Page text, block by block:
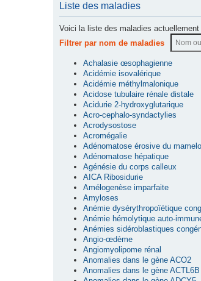
Liste des maladies
Voici la liste des maladies
Filtrer par nom de maladies
Achalasie œsophagienne
Acidémie isovalérique
Acidémie méthylmalonique
Acidose tubulaire rénale distale
Acidurie 2-hydroxyglutarique
Acro-cephalo-syndactylies
Acrodysostose
Acromégalie
Adénomatose érosive du
Adénomatose hépatique
Agénésie du corps calleux
AICA Ribosidurie
Amélogenèse imparfaite
Amyloses
Anémie dysérythropoïétique
Anémie hémolytique auto-
Anémies sidéroblastiques
Angio-œdème
Angiomyolipome rénal
Anomalies dans le gène ACO2
Anomalies dans le gène ACTL6B